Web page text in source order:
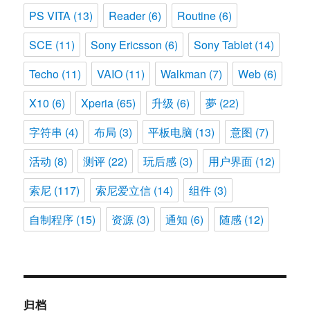
PS VITA (13) Reader(6) Routine (6)
SCE (11) Sony Ericsson (6) Sony Tablet (14)
Techo (11) VAIO (11) Walkman (7) Web (6)
X10 (6) Xperia (65) 升级 (6) 夢 (22)
字符串 (4) 布局 (3) 平板电脑 (13) 意图 (7)
活动 (8) 测评 (22) 玩后感 (3) 用户界面 (12)
索尼 (117) 索尼爱立信 (14) 组件 (3)
自制程序 (15) 资源 (3) 通知 (6) 随感 (12)
归档